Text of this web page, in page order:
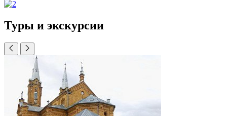
Туры и экскурсии